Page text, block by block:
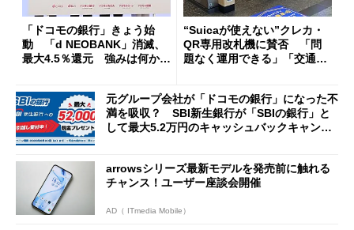
「ドコモの銀行」きょう始
動 「d NEOBANK」消滅、
最大4.5％還元 強みは何か解
“Suicaが使えない”クレカ・
QR専用改札機に賛否 「問
題なく運用できる」「交通系I
元グループ会社が「ドコモの銀行」になった不
満を吸収？ SBI新生銀行が「SBIの銀行」と
して最大5.2万円のキャッシュバックキャンペ
arrowsシリーズ最新モデルを発売前に触れる
チャンス！ユーザー座談会開催
AD（ ITmedia Mobile）